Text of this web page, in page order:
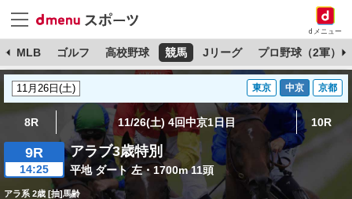
dメニュー
MLB ゴルフ 高校野球 競馬 Jリーグ プロ野球（2軍）
東京 中京 京都
8R 11/26(土) 4回中京1日目 10R
9R
14:25
アラブ3歳特別
平地 ダート 左・1700m 11頭
アラ系 2歳 [抽]馬齢